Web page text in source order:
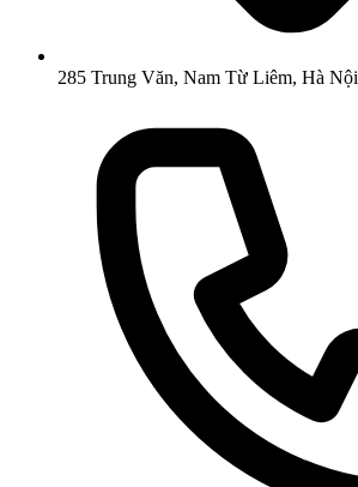
285 Trung Văn, Nam Từ Liêm, Hà Nội